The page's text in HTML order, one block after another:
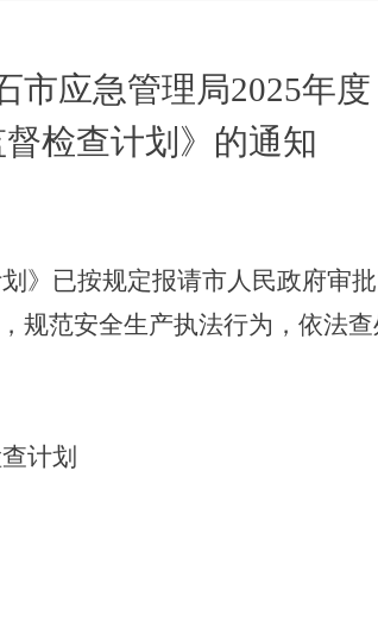
市应急管理局2025年度
检查计划》的通知
》已按规定报请市人民政府审
规范安全生产执法行为，依法
计划